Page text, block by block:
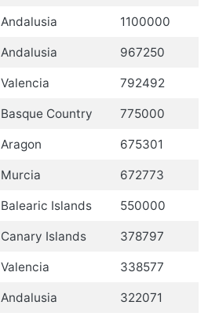
Andalusia 1100000
Andalusia 967250
Valencia 792492
Basque Country 775000
Aragon 675301
Murcia 672773
Balearic Islands 550000
Canary Islands 378797
Valencia 338577
Andalusia 322071